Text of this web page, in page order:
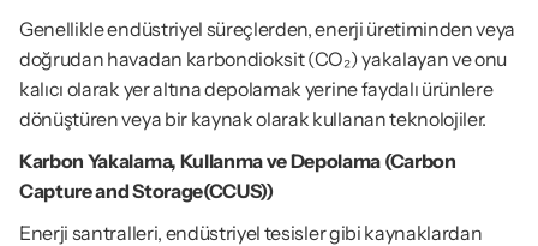
Genellikle endüstriyel süreçlerden, enerji üretiminden veya
doğrudan havadan karbondioksit (CO₂) yakalayan ve onu
kalıcı olarak yer altına depolamak yerine faydalı ürünlere
dönüştüren veya bir kaynak olarak kullanan teknolojiler.
Karbon Yakalama, Kullanma ve Depolama (Carbon
Capture and Storage(CCUS))
Enerji santralleri, endüstriyel tesisler gibi kaynaklardan